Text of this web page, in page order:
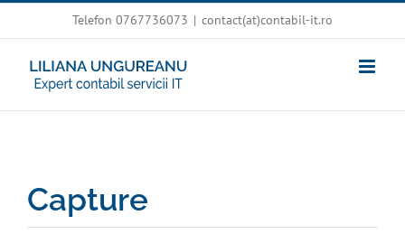
to
content
Telefon 0767736073 | contact(at)contabil-it.ro
Capture